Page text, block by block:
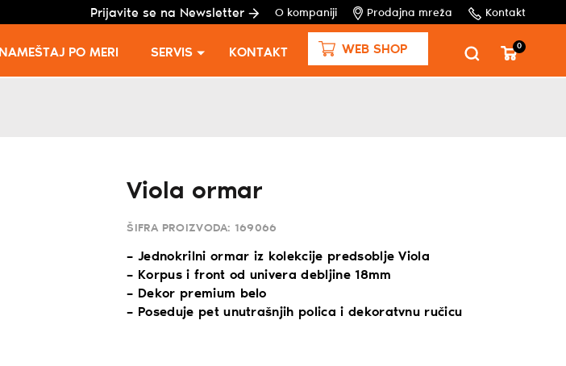
Prijavite se na Newsletter O kompaniji Prodajna mreža Kontakt
NAMEŠTAJ PO MERI SERVIS KONTAKT WEB SHOP 0
Viola ormar
ŠIFRA PROIZVODA: 169066
– Jednokrilni ormar iz kolekcije predsoblje Viola
– Korpus i front od univera debljine 18mm
– Dekor premium belo
– Poseduje pet unutrašnjih polica i dekoratvnu ručicu